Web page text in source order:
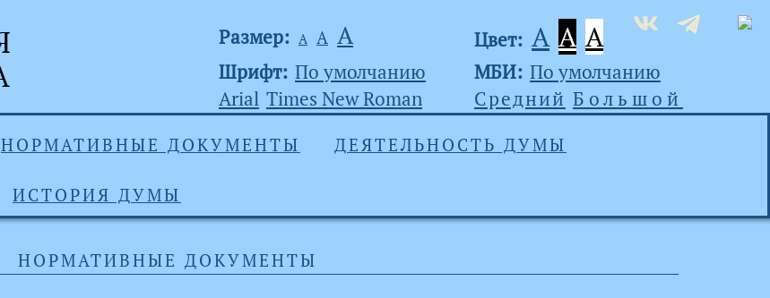
Размер: А А А Цвет: A A A
Шрифт: По умолчанию
Arial Times New Roman
МБИ: По умолчанию
Средний Большой
НОРМАТИВНЫЕ ДОКУМЕНТЫ ДЕЯТЕЛЬНОСТЬ ДУМЫ
ИСТОРИЯ ДУМЫ
НОРМАТИВНЫЕ ДОКУМЕНТЫ